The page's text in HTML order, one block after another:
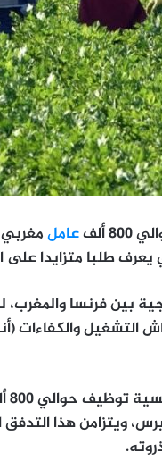
ألف عامل
يعرف طلبا متزايدا على
بين فرنسا والمغرب،
التشغيل والكفاءات
ويتزامن هذا التدفق